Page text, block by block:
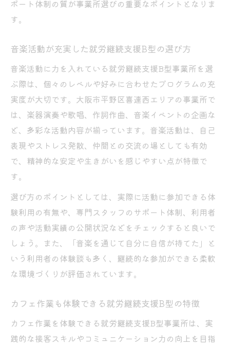
ポート体制の質が事業所選びの重要なポイントとなりま
す。
音楽活動が充実した就労継続支援B型の選び方
音楽活動に力を入れている就労継続支援B型事業所を選
ぶ際は、個々のレベルや好みに合わせたプログラムの充
実度が大切です。大阪市平野区喜連西エリアの事業所で
は、楽器演奏や歌唱、作詞作曲、音楽イベントの企画な
ど、多彩な活動内容が揃っています。音楽活動は、自己
表現やストレス発散、仲間との交流の場としても有効
で、精神的な安定や生きがいを感じやすい点が特徴で
す。
選び方のポイントとしては、実際に活動に参加できる体
験利用の有無や、専門スタッフのサポート体制、利用者
の声や活動実績の公開状況などをチェックすると良いで
しょう。また、「音楽を通じて自分に自信が持てた」と
いう利用者の体験談も多く、継続的な参加ができる柔軟
な環境づくりが評価されています。
カフェ作業も体験できる就労継続支援B型の特徴
カフェ作業を体験できる就労継続支援B型事業所は、実
践的な接客スキルやコミュニケーション力の向上を目指